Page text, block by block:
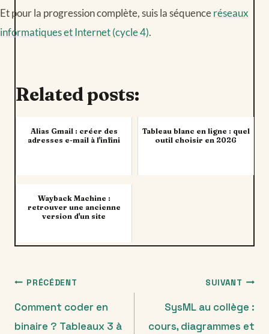
Et pour la progression complète, suis la séquenceréseaux
informatiques et Internet (cycle 4).
Related posts:
Alias Gmail : créer des
adresses e-mail à l'infini
Tableau blanc en ligne : quel
outil choisir en 2026
Wayback Machine :
retrouver une ancienne
version d'un site
Navigation
de
PRÉCÉDENT
Comment coder en
binaire ? Tableaux 3 à
SUIVANT
SysML au collège :
cours, diagrammes et